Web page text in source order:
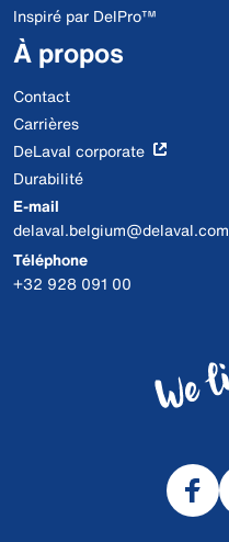
Inspiré par DelPro™
À propos
Contact
Carrières
DeLaval corporate
Durabilité
E-mail
delaval.belgium@delaval.com
Téléphone
+32 928 091 00